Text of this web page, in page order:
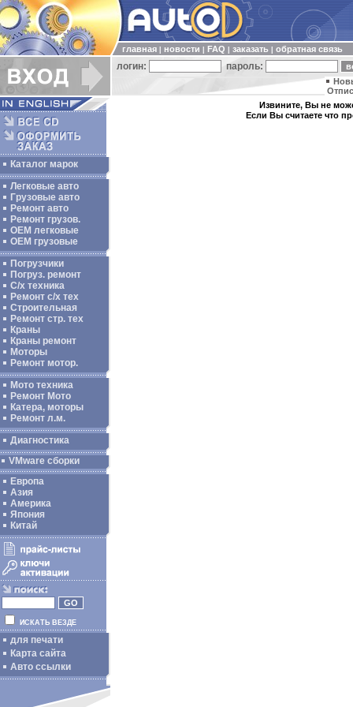
главная новости FAQ заказать обратная связь
логин: пароль:
Каталог марок
Легковые авто
Грузовые авто
Ремонт авто
Ремонт грузов.
ОЕМ легковые
OEM грузовые
Погрузчики
Погруз. ремонт
С/х техника
Ремонт с/х тех
Строительная
Ремонт стр. тех
Краны
Краны ремонт
Моторы
Ремонт мотор.
Мото техника
Ремонт Мото
Катера, моторы
Ремонт л.м.
Диагностика
VMware сборки
Европа
Азия
Америка
Япония
Китай
ИСКАТЬ ВЕЗДЕ
для печати
Карта сайта
Авто ссылки
Извините, Вы не
Если Вы считаете что